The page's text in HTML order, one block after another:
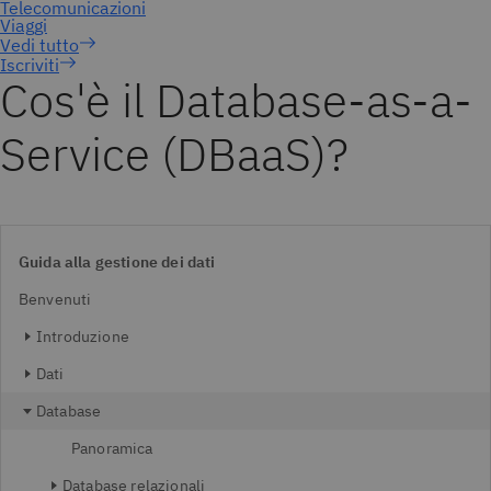
Iscriviti
Cos'è il Database-as-a-
Service (DBaaS)?
Guida alla gestione dei dati
Benvenuti
Introduzione
Dati
Database
Panoramica
Database relazionali